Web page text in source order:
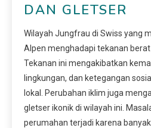
DAN GLETSER
Wilayah Jungfrau di Swiss yang
Alpen menghadapi tekanan berat
Tekanan ini mengakibatkan
lingkungan, dan ketegangan
lokal. Perubahan iklim juga
gletser ikonik di wilayah ini.
perumahan terjadi karena